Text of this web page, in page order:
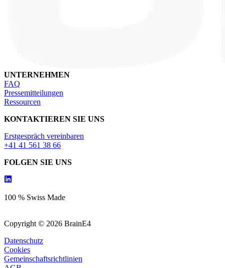
UNTERNEHMEN
FAQ
Pressemitteilungen
Ressourcen
KONTAKTIEREN SIE UNS
Erstgespräch vereinbaren
+41 41 561 38 66
FOLGEN SIE UNS
100 % Swiss Made
Copyright © 2026 BrainE4
Datenschutz
Cookies
Gemeinschaftsrichtlinien